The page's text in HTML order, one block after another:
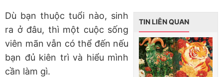
TIN LIÊN QUAN
Dù bạn thuộc tuổi nào, sinh
ra ở đâu, thì một cuộc sống
viên mãn vẫn có thể đến nếu
bạn đủ kiên trì và hiểu mình
cần làm gì.